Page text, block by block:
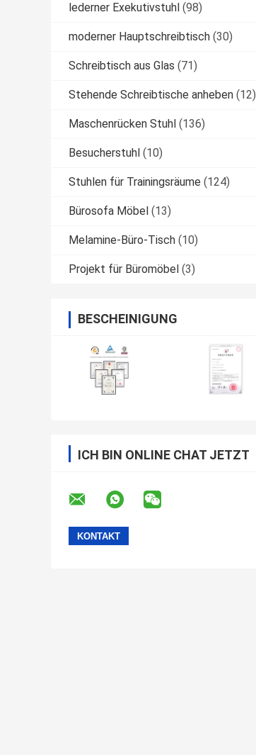
lederner Exekutivstuhl (98)
moderner Hauptschreibtisch (30)
Schreibtisch aus Glas (71)
Stehende Schreibtische anheben (12)
Maschenrücken Stuhl (136)
Besucherstuhl (10)
Stuhlen für Trainingsräume (124)
Bürosofa Möbel (13)
Melamine-Büro-Tisch (10)
Projekt für Büromöbel (3)
BESCHEINIGUNG
ICH BIN ONLINE CHAT JETZT